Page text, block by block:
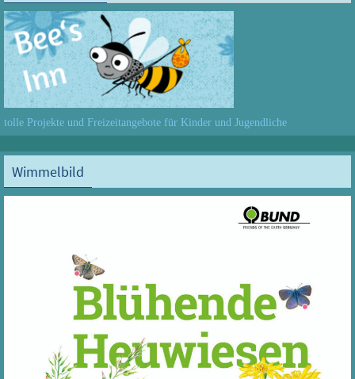
tolle Projekte und Freizeitangebote für Kinder und Jugendliche
Wimmelbild